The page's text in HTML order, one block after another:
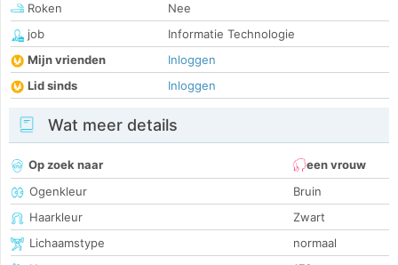
Roken
Nee
job
Informatie Technologie
Mijn vrienden
Inloggen
Lid sinds
Inloggen
Wat meer details
Op zoek naar
een vrouw
Ogenkleur
Bruin
Haarkleur
Zwart
Lichaamstype
normaal